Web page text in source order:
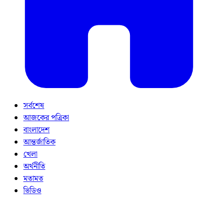
সর্বশেষ
আজকের পত্রিকা
বাংলাদেশ
আন্তর্জাতিক
খেলা
অর্থনীতি
মতামত
ভিডিও